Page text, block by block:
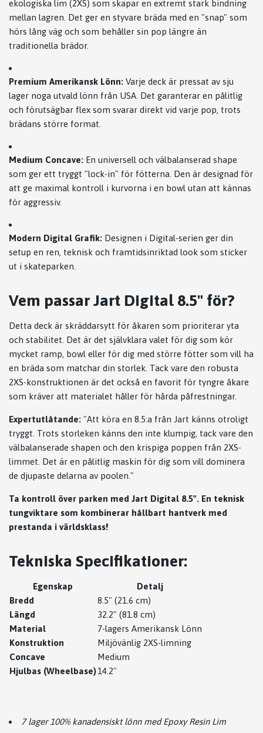
ekologiska lim (2XS) som skapar en extremt stark bindning
mellan lagren. Det ger en styvare bräda med en "snap" som
hörs lång väg och som behåller sin pop längre än
traditionella brädor.
Premium Amerikansk Lönn: Varje deck är pressat av sju
lager noga utvald lönn från USA. Det garanterar en pålitlig
och förutsägbar flex som svarar direkt vid varje pop, trots
brädans större format.
Medium Concave: En universell och välbalanserad shape
som ger ett tryggt "lock-in" för fötterna. Den är designad för
att ge maximal kontroll i kurvorna i en bowl utan att kännas
för aggressiv.
Modern Digital Grafik: Designen i Digital-serien ger din
setup en ren, teknisk och framtidsinriktad look som sticker
ut i skateparken.
Vem passar Jart Digital 8.5" för?
Detta deck är skräddarsytt för åkaren som prioriterar yta
och stabilitet. Det är det självklara valet för dig som kör
mycket ramp, bowl eller för dig med större fötter som vill ha
en bräda som matchar din storlek. Tack vare den robusta
2XS-konstruktionen är det också en favorit för tyngre åkare
som kräver att materialet håller för hårda påfrestningar.
Expertutlåtande: "Att köra en 8.5:a från Jart känns otroligt
tryggt. Trots storleken känns den inte klumpig, tack vare den
välbalanserade shapen och den krispiga poppen från 2XS-
limmet. Det är en pålitlig maskin för dig som vill dominera
de djupaste delarna av poolen."
Ta kontroll över parken med Jart Digital 8.5". En teknisk
tungviktare som kombinerar hållbart hantverk med
prestanda i världsklass!
Tekniska Specifikationer:
Egenskap
Detalj
Bredd
8.5" (21.6 cm)
Längd
32.2" (81.8 cm)
Material
7-lagers Amerikansk Lönn
Konstruktion
Miljövänlig 2XS-limning
Concave
Medium
Hjulbas (Wheelbase)14.2"
7 lager 100% kanadensiskt lönn med Epoxy Resin Lim